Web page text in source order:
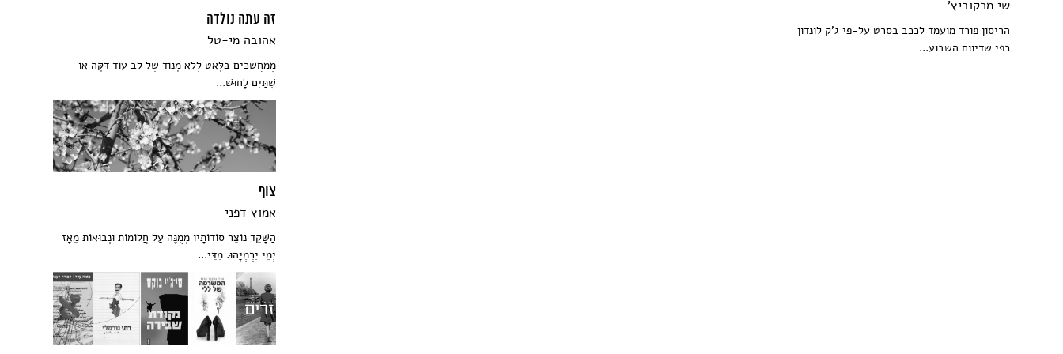
זה עתה נולדה
אהובה מי-טל
מְמַחֲשַׁכִּים בַּלָּאט לְלֹא מָנוֹד שֶׁל לֵב עוֹד דַּקָּה אוֹ
שְׁתַּיִם לָחוּשׁ...
צוף
אמוץ דפני
הַשָּׁקֵד נוֹצֵר סוֹדוֹתָיו מְמֻנֶּה עַל חֲלוֹמוֹת וּנְבוּאוֹת מֵאָז
יְמֵי יִרְמְיָהוּ. מִדֵּי...
שי מרקוביץ'
הריסון פורד מועמד לככב בסרט על-פי ג'ק לונדון
כפי שדיווח השבוע...